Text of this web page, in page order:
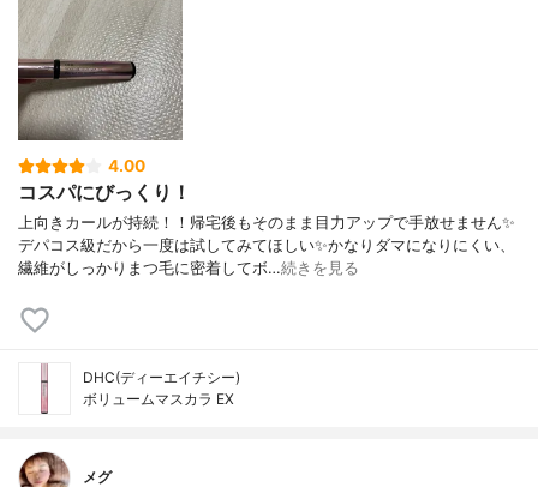
4.00
コスパにびっくり！
上向きカールが持続！！帰宅後もそのまま目力アップで手放せません✨
デパコス級だから一度は試してみてほしい✨かなりダマになりにくい、
繊維がしっかりまつ毛に密着してボ…続きを見る
DHC(ディーエイチシー)
ボリュームマスカラ EX
メグ